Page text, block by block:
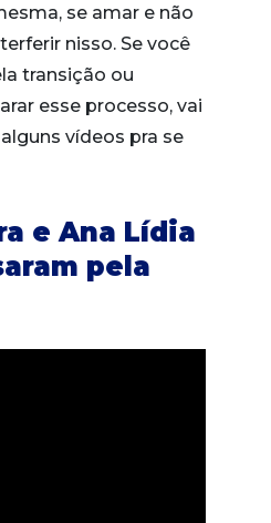
se amar e não
nisso. Se você
transição ou
esse processo, vai
vídeos pra se
e Ana Lídia
pela